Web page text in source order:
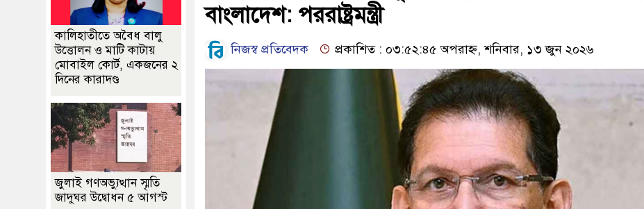
বাংলাদেশ: পররাষ্ট্রমন্ত্রী
নিজস্ব প্রতিবেদক প্রকাশিত : ০৩:৫২:৪৫ অপরাহ্ন, শনিবার, ১৩ জুন ২০২৬
কালিহাতীতে অবৈধ বালু
উত্তোলন ও মাটি কাটায়
মোবাইল কোর্ট, একজনের ২
দিনের কারাদণ্ড
জুলাই গণঅভ্যুত্থান স্মৃতি
জাদুঘর উদ্বোধন ৫ আগস্ট